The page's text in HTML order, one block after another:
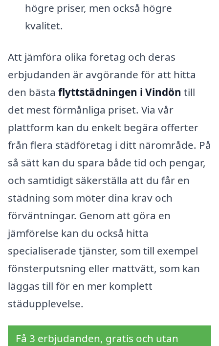
högre priser, men också högre
kvalitet.
Att jämföra olika företag och deras
erbjudanden är avgörande för att hitta
den bästa flyttstädningen i Vindön till
det mest förmånliga priset. Via vår
plattform kan du enkelt begära offerter
från flera städföretag i ditt närområde. På
så sätt kan du spara både tid och pengar,
och samtidigt säkerställa att du får en
städning som möter dina krav och
förväntningar. Genom att göra en
jämförelse kan du också hitta
specialiserade tjänster, som till exempel
fönsterputsning eller mattvätt, som kan
läggas till för en mer komplett
städupplevelse.
Få 3 erbjudanden, gratis och utan